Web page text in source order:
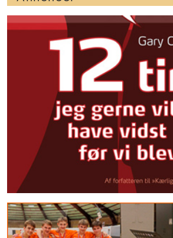
denne situation, at jeg
med ledsmerter i alle
som kun bliver værre og
værre. Nogle værre end
andre. Jeg er blevet
hoved og bagdel, men
at kunne stille diagnose.
Smerterne startede for et
par år...
15+Artikler anbefalet til